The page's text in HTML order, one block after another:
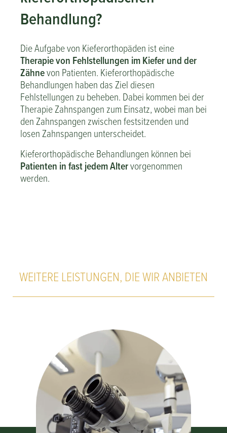
Behandlung?
Die Aufgabe von Kieferorthopäden ist eine
Therapie von Fehlstellungen im Kiefer und der
Zähnevon Patienten. Kieferorthopädische
Behandlungen haben das Ziel diesen
Fehlstellungen zu beheben. Dabei kommen bei der
Therapie Zahnspangen zum Einsatz, wobei man bei
den Zahnspangen zwischen festsitzenden und
losen Zahnspangen unterscheidet.
Kieferorthopädische Behandlungen können bei
Patienten in fast jedem Altervorgenommen
werden.
WEITERE LEISTUNGEN, DIE WIR ANBIETEN